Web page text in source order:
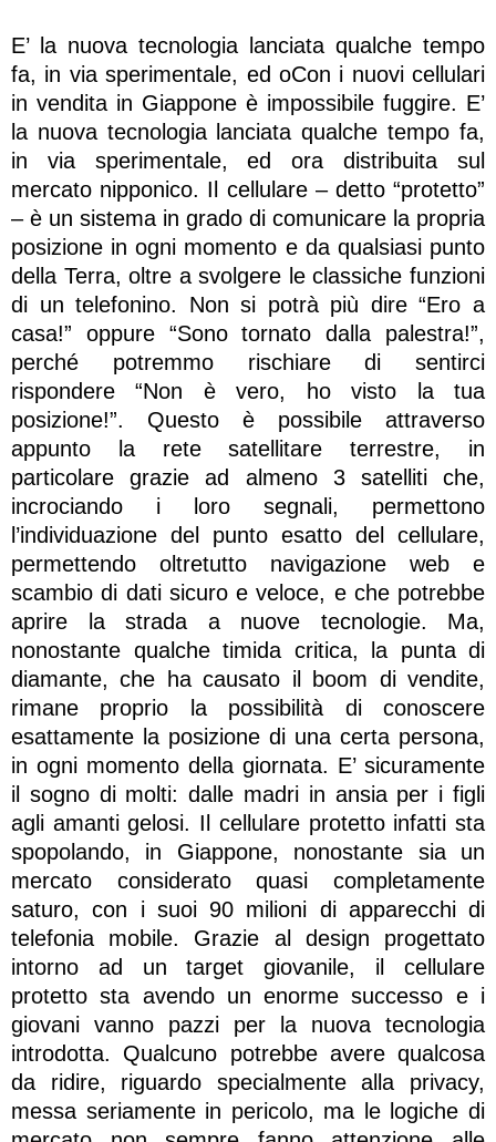
E’ la nuova tecnologia lanciata qualche tempo
fa, in via sperimentale, ed oCon i nuovi cellulari
in vendita in Giappone è impossibile fuggire. E’
la nuova tecnologia lanciata qualche tempo fa,
in via sperimentale, ed ora distribuita sul
mercato nipponico. Il cellulare – detto “protetto”
– è un sistema in grado di comunicare la propria
posizione in ogni momento e da qualsiasi punto
della Terra, oltre a svolgere le classiche funzioni
di un telefonino. Non si potrà più dire “Ero a
casa!” oppure “Sono tornato dalla palestra!”,
perché potremmo rischiare di sentirci
rispondere “Non è vero, ho visto la tua
posizione!”. Questo è possibile attraverso
appunto la rete satellitare terrestre, in
particolare grazie ad almeno 3 satelliti che,
incrociando i loro segnali, permettono
l’individuazione del punto esatto del cellulare,
permettendo oltretutto navigazione web e
scambio di dati sicuro e veloce, e che potrebbe
aprire la strada a nuove tecnologie. Ma,
nonostante qualche timida critica, la punta di
diamante, che ha causato il boom di vendite,
rimane proprio la possibilità di conoscere
esattamente la posizione di una certa persona,
in ogni momento della giornata. E’ sicuramente
il sogno di molti: dalle madri in ansia per i figli
agli amanti gelosi. Il cellulare protetto infatti sta
spopolando, in Giappone, nonostante sia un
mercato considerato quasi completamente
saturo, con i suoi 90 milioni di apparecchi di
telefonia mobile. Grazie al design progettato
intorno ad un target giovanile, il cellulare
protetto sta avendo un enorme successo e i
giovani vanno pazzi per la nuova tecnologia
introdotta. Qualcuno potrebbe avere qualcosa
da ridire, riguardo specialmente alla privacy,
messa seriamente in pericolo, ma le logiche di